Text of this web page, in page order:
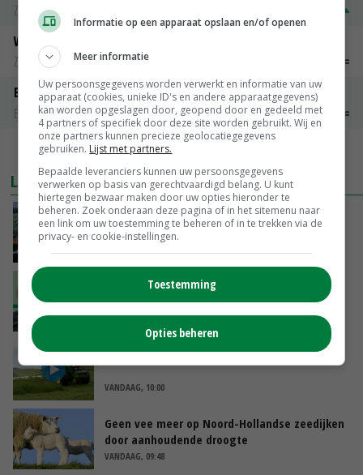
Zuivel weekprijzen
Weipoeder
Zuivel weekprijzen
Boeren Gouda 12 kg
Boerenkaas
€ 6,05 € 0,00
MEER MARKTPRIJZEN
LAATSTE NIEUWS
‘Cijfer jezelf niet weg en doe vooral ook waar
je gelukkig van wordt’
‘De droogte begint ver voor de grens bij
Lobith’
VANDAAG, 11:00
POAH!: John Deere 7730
VANDAAG, 10:00
Geen vee meer op Noord-Hollandse zeedijken
door aanhoudende droogte
VANDAAG, 09:48
Informatie op een apparaat opslaan en/of openen
Meer informatie
Uw persoonsgegevens worden verwerkt en informatie van uw
apparaat (cookies, unieke ID's en andere apparaatgegevens)
kan worden opgeslagen door, geopend door en gedeeld met
4 partners of specifiek door deze site worden gebruikt. Wij en
onze partners kunnen precieze geolocatiegegevens
gebruiken. Lijst met partners.
Bepaalde leveranciers kunnen uw persoonsgegevens
verwerken op basis van gerechtvaardigd belang. U kunt
hiertegen bezwaar maken door uw opties hieronder te
beheren. Zoek onderaan deze pagina of in het sitemenu naar
een link om uw toestemming te beheren of in te trekken via de
privacy- en cookie-instellingen.
Toestemming
Opties beheren